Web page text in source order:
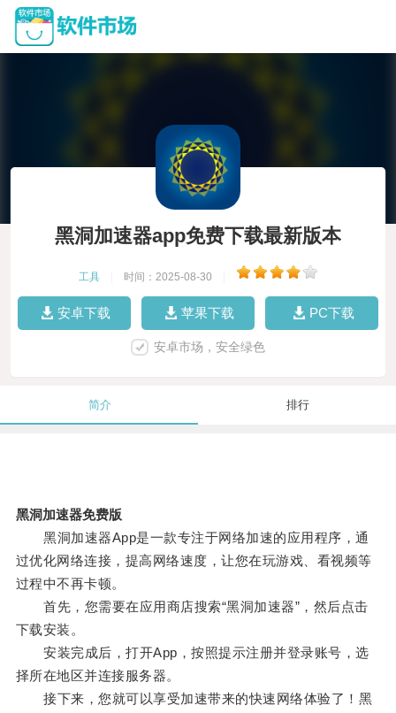
黑洞加速器app免费下载最新版本
工具 时间：2025-08-30
安卓下载 苹果下载 PC下载
安卓市场，安全绿色
简介 排行
黑洞加速器免费版
黑洞加速器App是一款专注于网络加速的应用程序，通
过优化网络连接，提高网络速度，让您在玩游戏、看视频等
过程中不再卡顿。
首先，您需要在应用商店搜索“黑洞加速器”，然后点击
下载安装。
安装完成后，打开App，按照提示注册并登录账号，选
择所在地区并连接服务器。
接下来，您就可以享受加速带来的快速网络体验了！黑